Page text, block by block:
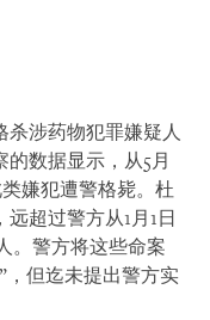
杀涉药物犯罪嫌疑人
数据显示，从5月
类嫌犯遭警格毙。杜
超过警方从1月1日
。警方将这些命案
，但迄未提出警方实